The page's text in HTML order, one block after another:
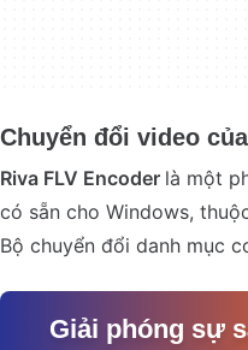
Chuyển đổi video
Riva FLV Encoder là một
có sẵn cho Windows,
Bộ chuyển đổi danh mục
Giải phóng sự